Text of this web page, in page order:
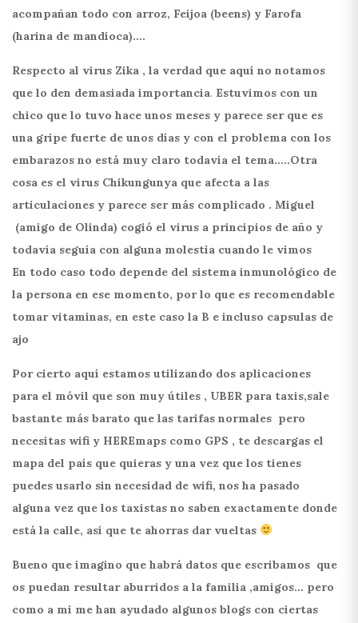
acompañan todo con arroz, Feijoa (beens) y Farofa
(harina de mandioca)….
Respecto al virus Zika , la verdad que aquí no notamos
que lo den demasiada importancia. Estuvimos con un
chico que lo tuvo hace unos meses y parece ser que es
una gripe fuerte de unos días y con el problema con los
embarazos no está muy claro todavía el tema…..Otra
cosa es el virus Chikungunya que afecta a las
articulaciones y parece ser más complicado . Miguel
(amigo de Olinda) cogió el virus a principios de año y
todavía seguía con alguna molestia cuando le vimos
En todo caso todo depende del sistema inmunológico de
la persona en ese momento, por lo que es recomendable
tomar vitaminas, en este caso la B e incluso capsulas de
ajo
Por cierto aquí estamos utilizando dos aplicaciones
para el móvil que son muy útiles , UBER para taxis,sale
bastante más barato que las tarifas normales pero
necesitas wifi y HEREmaps como GPS , te descargas el
mapa del país que quieras y una vez que los tienes
puedes usarlo sin necesidad de wifi, nos ha pasado
alguna vez que los taxistas no saben exactamente donde
está la calle, así que te ahorras dar vueltas
Bueno que imagino que habrá datos que escribamos que
os puedan resultar aburridos a la familia ,amigos… pero
como a mi me han ayudado algunos blogs con ciertas